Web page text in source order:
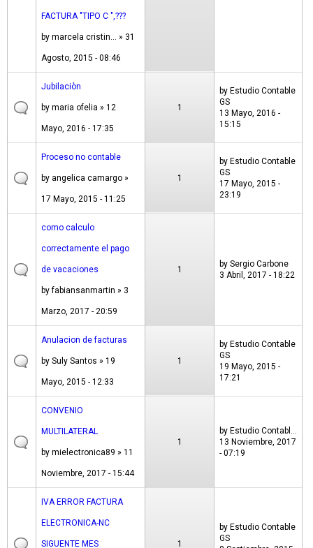
FACTURA "TIPO C ",???
by marcela cristin... » 31
Agosto, 2015 - 08:46
Jubilaciòn
by maria ofelia » 12
Mayo, 2016 - 17:35
1
by Estudio Contable
GS
13 Mayo, 2016 -
15:15
Proceso no contable
by angelica camargo »
17 Mayo, 2015 - 11:25
1
by Estudio Contable
GS
17 Mayo, 2015 -
23:19
como calculo
correctamente el pago
de vacaciones
byfabiansanmartin » 3
Marzo, 2017 - 20:59
1
by Sergio Carbone
3 Abril, 2017 - 18:22
Anulacion de facturas
by Suly Santos » 19
Mayo, 2015 - 12:33
1
by Estudio Contable
GS
19 Mayo, 2015 -
17:21
CONVENIO
MULTILATERAL
by mielectronica89 » 11
Noviembre, 2017 - 15:44
1
by Estudio Contabl...
13 Noviembre, 2017
- 07:19
IVA ERROR FACTURA
ELECTRONICA-NC
SIGUENTE MES 1
by Estudio Contable
GS